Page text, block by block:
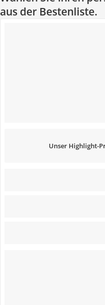
aus der Bestenliste.
Unser Highlight-